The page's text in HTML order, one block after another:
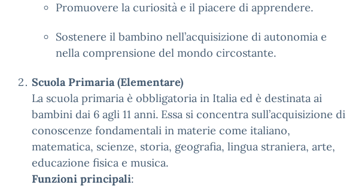
Promuovere la curiosità e il piacere di apprendere.
Sostenere il bambino nell’acquisizione di autonomia e
nella comprensione del mondo circostante.
Scuola Primaria (Elementare)
La scuola primaria è obbligatoria in Italia ed è destinata ai
bambini dai 6 agli 11 anni. Essa si concentra sull’acquisizione di
conoscenze fondamentali in materie come italiano,
matematica, scienze, storia, geografia, lingua straniera, arte,
educazione fisica e musica.
Funzioni principali: